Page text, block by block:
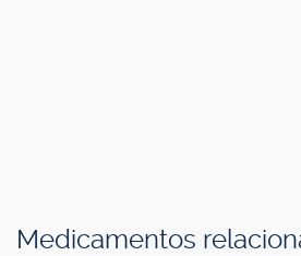
Medicamentos